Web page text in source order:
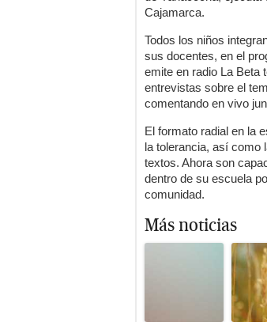
Cajamarca.
Todos los niños
sus docentes, en el
emite en radio La Beta
entrevistas sobre el
comentando en vivo
El formato radial en la
la tolerancia, así como
textos. Ahora son
dentro de su escuela
comunidad.
Más noticias